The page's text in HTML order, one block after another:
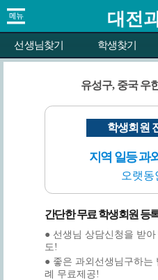
대전
선생님찾기 학생찾기
유성구, 중국 우
학생회원
지역 일등 과
오랫동
간단한 무료 학생회원 등
● 선생님 상담신청을 받
도!
● 좋은 과외선생님구하는
례 무료제공!